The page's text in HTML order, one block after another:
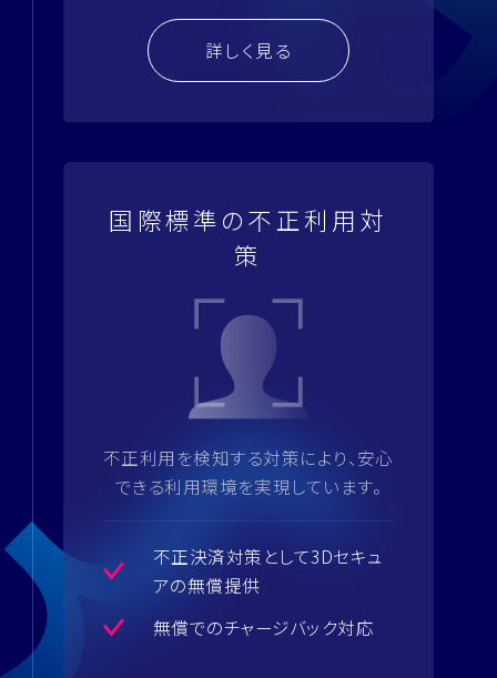
詳しく見る
国際標準の不正利用対
策
不正利用を検知する対策により、安心
できる利用環境を実現しています。
不正決済対策として3Dセキュ
アの無償提供
無償でのチャージバック対応